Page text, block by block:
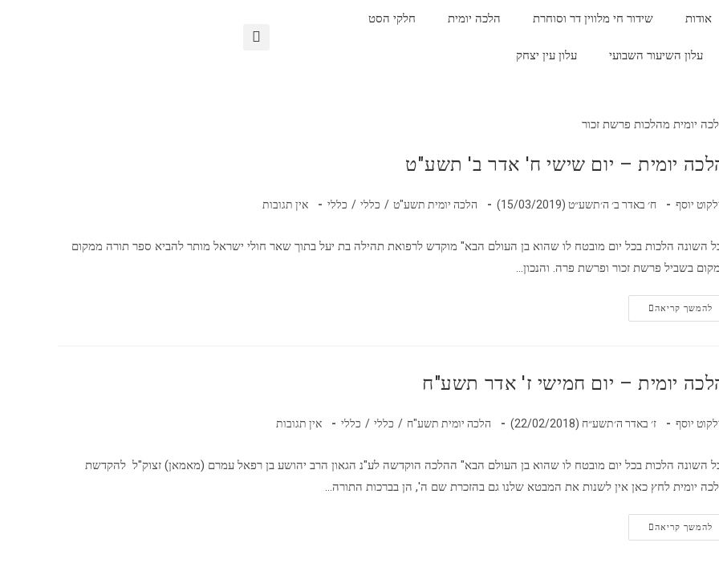
אודות שידור חי מלווין דר וסוחרת הלכה יומית חלקי הסט
עלון השיעור השבועי עלון עין יצחק
יומית מהלכות פרשת זכור
יומית – יום שישי ח' אדר ב' תשע"ט
יוסף ח׳ באדר ב׳ ה׳תשע״ט (15/03/2019) הלכה יומית תשע"ט / כללי / כללי אין תגובות
השונה הלכות בכל יום מובטח לו שהוא בן העולם הבא" מוקדש לרפואת תהילה בת יעל בתוך שאר חולי ישראל מותר להביא ספר תורה ממקום
בשביל פרשת זכור ופרשת פרה. והנכון…
להמשך קריאה
יומית – יום חמישי ז' אדר תשע"ח
יוסף ז׳ באדר ה׳תשע״ח (22/02/2018) הלכה יומית תשע"ח / כללי / כללי אין תגובות
השונה הלכות בכל יום מובטח לו שהוא בן העולם הבא" ההלכה הוקדשה לע"נ הגאון הרב יהושע בן רפאל עמרם (מאמאן) זצוק"ל להקדשת
יומית לחץ כאן אין לשנות את המבטא שלנו גם בהזכרת שם ה', הן בברכות התורה…
להמשך קריאה